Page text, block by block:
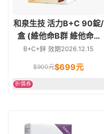
和泉生技 活力B+C 90錠/
盒 (維他命B群 維他命C
鋅)
B+C+鋅 效期2026.12.15
$900元$699元
折價券